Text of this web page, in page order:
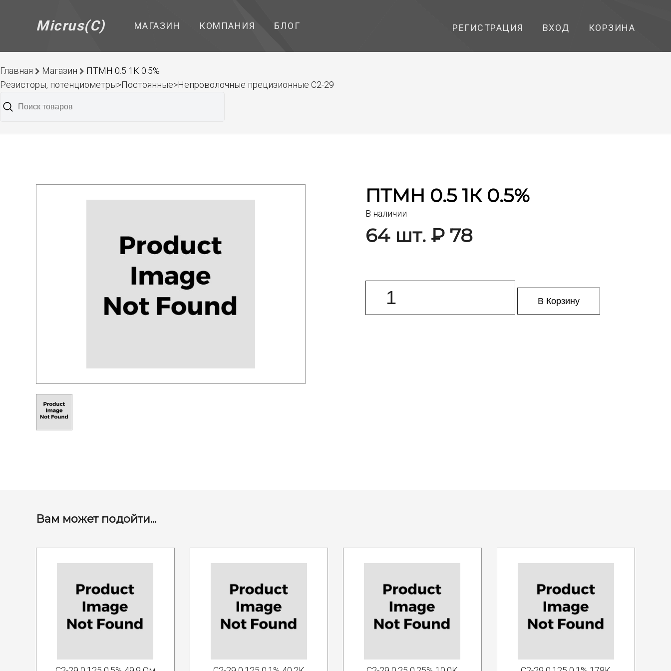
Micrus(C) МАГАЗИН КОМПАНИЯ БЛОГ РЕГИСТРАЦИЯ ВХОД КОРЗИНА
Главная Магазин
ПТМН 0.5 1К 0.5%
Резисторы, потенциометры>Постоянные>Непроволочные прецизионные С2-29
ПТМН 0.5 1К 0.5%
В наличии
64 шт. ₽ 78
В Корзину
Вам может подойти...